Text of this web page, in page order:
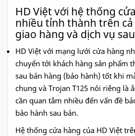
HD Việt với hệ thống
nhiều tỉnh thành trên
giao hàng và dịch vụ
HD Việt với mạng lưới cửa hàng
chuyển tới khách hàng sản phẩm
sau bán hàng (bảo hành) tốt khi
chung và Trojan T125 nói riêng là
cần quan tâm nhiều đến vấn đề
bảo hành sau bán.
Hệ thống cửa hàng của HD Việt